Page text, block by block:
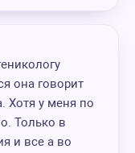
она говорит
Хотя у меня по
Только в
и все а во